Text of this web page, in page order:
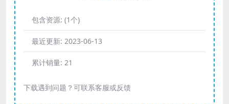
包含资源: (1个)
最近更新: 2023-06-13
累计销量: 21
下载遇到问题？可联系客服或反馈